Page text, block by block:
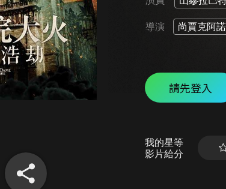
導演 尚賈克阿諾
請先登入
我的星等
影片給分